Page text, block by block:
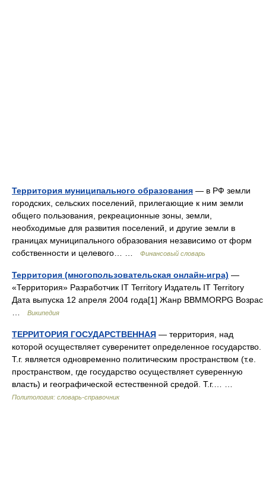
Территория муниципального образования — в РФ земли
городских, сельских поселений, прилегающие к ним земли
общего пользования, рекреационные зоны, земли,
необходимые для развития поселений, и другие земли в
границах муниципального образования независимо от форм
собственности и целевого… …
Финансовый словарь
Территория (многопользовательская онлайн-игра) —
«Территория» Разработчик IT Territory Издатель IT Territory
Дата выпуска 12 апреля 2004 года[1] Жанр BBMMORPG Возрас
Википедия
ТЕРРИТОРИЯ ГОСУДАРСТВЕННАЯ — территория, над
которой осуществляет суверенитет определенное государство.
Т.г. является одновременно политическим пространством (т.е.
пространством, где государство осуществляет суверенную
власть) и географической естественной средой. Т.г.… …
Политология: словарь-справочник